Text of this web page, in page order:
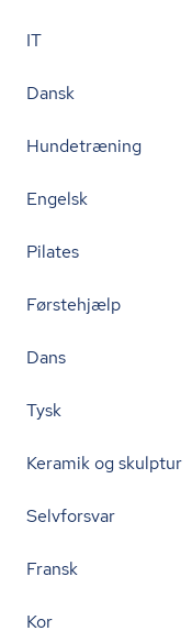
IT
Dansk
Hundetræning
Engelsk
Pilates
Førstehjælp
Dans
Tysk
Keramik og skulptur
Selvforsvar
Fransk
Kor